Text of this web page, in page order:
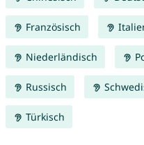
Französisch
Niederländisch
Russisch
Türkisch